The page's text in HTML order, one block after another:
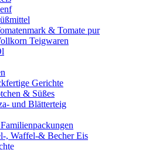
& Tomate pur
Teigwaren
Gerichte
& Süßes
und Blätterteig
, Waffel-& Becher Eis